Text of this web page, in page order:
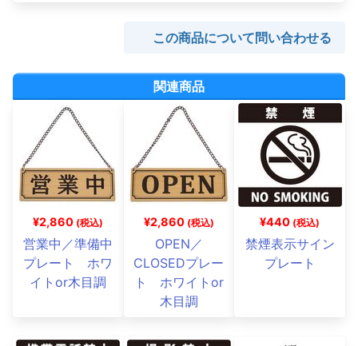
この商品について問い合わせる
関連商品
¥2,860 (税込)
営業中／準備中
プレート ホワ
イトor木目調
¥2,860 (税込)
OPEN／
CLOSEDプレー
ト ホワイトor
木目調
¥440 (税込)
禁煙表示サイン
プレート